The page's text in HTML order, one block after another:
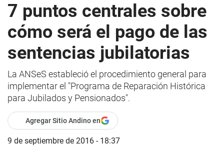
7 puntos centrales sobre
cómo será el pago de las
sentencias jubilatorias
La ANSeS estableció el procedimiento general para
implementar el "Programa de Reparación Histórica
para Jubilados y Pensionados".
Agregar Sitio Andino en
9 de septiembre de 2016 - 18:37